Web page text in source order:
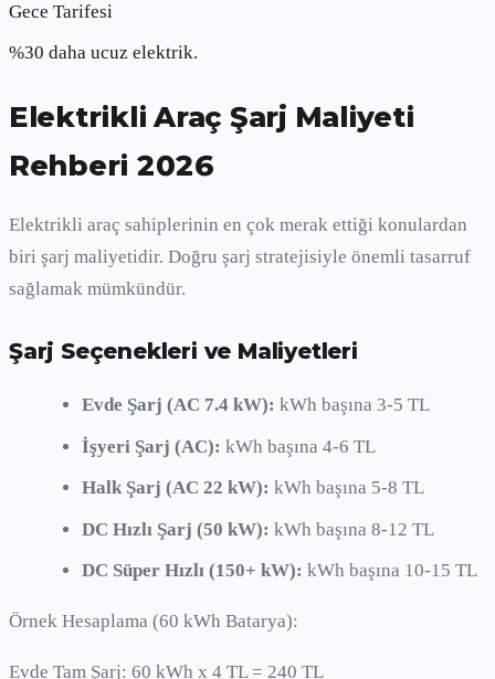
Gece Tarifesi
%30 daha ucuz elektrik.
Elektrikli Araç Şarj Maliyeti
Rehberi 2026
Elektrikli araç sahiplerinin en çok merak ettiği konulardan
biri şarj maliyetidir. Doğru şarj stratejisiyle önemli tasarruf
sağlamak mümkündür.
Şarj Seçenekleri ve Maliyetleri
Evde Şarj (AC 7.4 kW): kWh başına 3-5 TL
İşyeri Şarj (AC): kWh başına 4-6 TL
Halk Şarj (AC 22 kW): kWh başına 5-8 TL
DC Hızlı Şarj (50 kW): kWh başına 8-12 TL
DC Süper Hızlı (150+ kW): kWh başına 10-15 TL
Örnek Hesaplama (60 kWh Batarya):
Evde Tam Şarj: 60 kWh x 4 TL = 240 TL